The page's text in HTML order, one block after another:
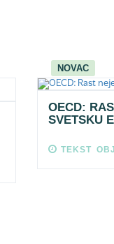
NOVAC
OECD:
SVETSKU
TEKST